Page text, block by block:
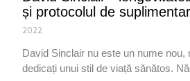
și protocolul de
2022
David Sinclair nu este un nume nou,
dedicați unui stil de viață sănătos.